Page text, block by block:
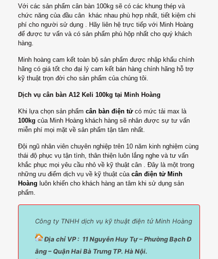
Với các sản phẩm cân bàn 100kg sẽ có các khung thép và
chức năng của đầu cân khác nhau phù hợp nhất, tiết kiệm chi
phí cho người sử dụng . Hãy liên hệ trực tiếp với Minh Hoàng
để được tư vấn và có sản phẩm phù hộp nhất cho quý khách
hàng.
Minh hoàng cam kết toàn bộ sản phẩm được nhập khẩu chính
hãng có giá tốt cho đại lý cam kết bán hàng chính hãng hỗ trợ
kỹ thuật trọn đời cho sản phẩm của chúng tôi.
Dịch vụ cân bàn A12 Keli 100kg tại Minh Hoàng
Khi lựa chọn sản phẩm cân bàn điện tửcó mức tải max là
100kg của Minh Hoàng khách hàng sẽ nhân được sự tư vấn
miễn phí mọi mặt về sản phẩm tận tâm nhất.
Đội ngũ nhân viên chuyên nghiệp trên 10 năm kinh nghiệm cùng
thái độ phục vụ tận tình, thân thiện luôn lắng nghe và tư vấn
khắc phục mọi yêu cầu nhỏ về kỹ thuật cân . Đây là một trong
những ưu điểm dịch vụ về kỹ thuật của cân điện tử Minh
Hoàng luôn khiến cho khách hàng an tâm khi sử dụng sản
phẩm.
Công ty TNHH dịch vụ kỹ thuật điện tử Minh Hoàng
Địa chỉ VP : 11 Nguyễn Huy Tự – Phường Bạch Đ
ằng – Quận Hai Bà Trưng TP. Hà Nội.